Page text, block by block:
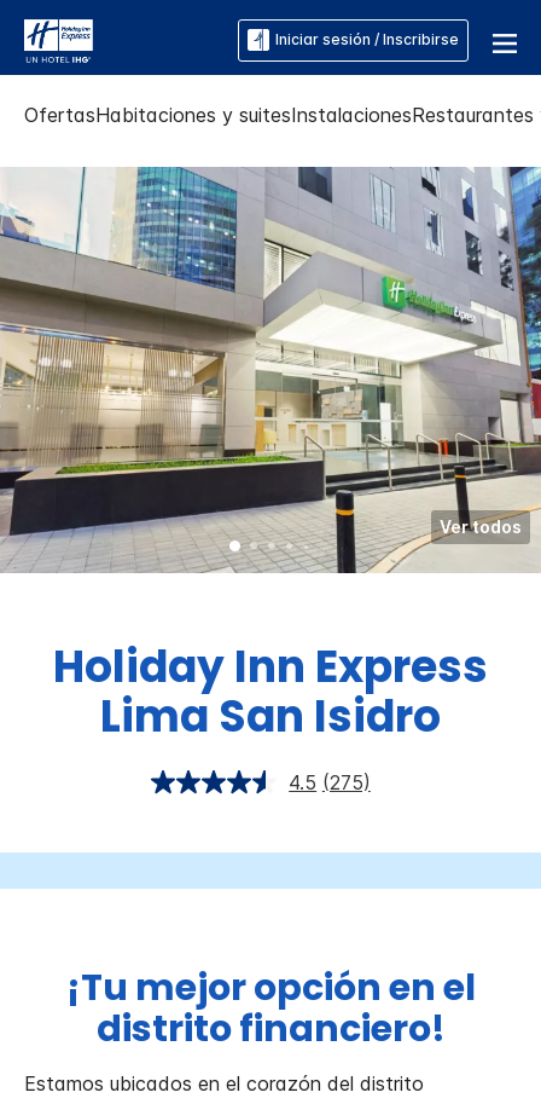
Iniciar sesión / Inscribirse
OfertasHabitaciones y suitesInstalacionesRestaurantes
Ver todos
Holiday Inn Express
Lima San Isidro
4.5 (275)
¡Tu mejor opción en el
distrito financiero!
Estamos ubicados en el corazón del distrito